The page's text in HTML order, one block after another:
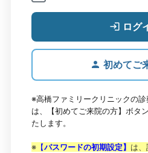
ログ
初めてご
※高橋ファミリークリニックの
は、【初めてご来院の方】ボタ
たします。
※ 【パスワードの初期設定】 は